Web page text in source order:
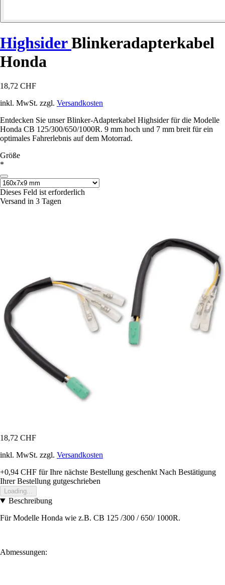
HighsiderBlinkeradapterkabel
Honda
18,72 CHF
inkl. MwSt. zzgl. Versandkosten
Entdecken Sie unser Blinker-Adapterkabel Highsider für die Modelle
Honda CB 125/300/650/1000R. 9 mm hoch und 7 mm breit für ein
optimales Fahrerlebnis auf dem Motorrad.
Größe
*
Dieses Feld ist erforderlich
Versand in 3 Tagen
18,72 CHF
inkl. MwSt. zzgl. Versandkosten
+0,94 CHF für Ihre nächste Bestellung geschenkt Nach Bestätigung
Ihrer Bestellung gutgeschrieben
Loading...
Beschreibung
Für Modelle Honda wie z.B. CB 125 /300 / 650/ 1000R.
Abmessungen: